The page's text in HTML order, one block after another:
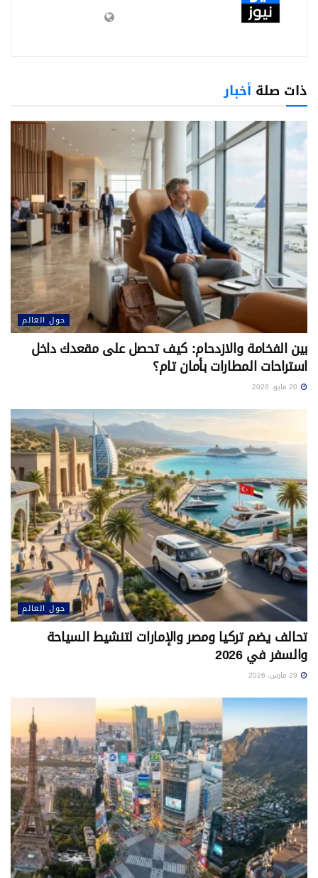
ذات صلة أخبار
حول العالم
بين الفخامة والازدحام: كيف تحصل على مقعدك داخل
استراحات المطارات بأمان تام؟
حول العالم
تحالف يضم تركيا ومصر والإمارات لتنشيط السياحة
والسفر في 2026